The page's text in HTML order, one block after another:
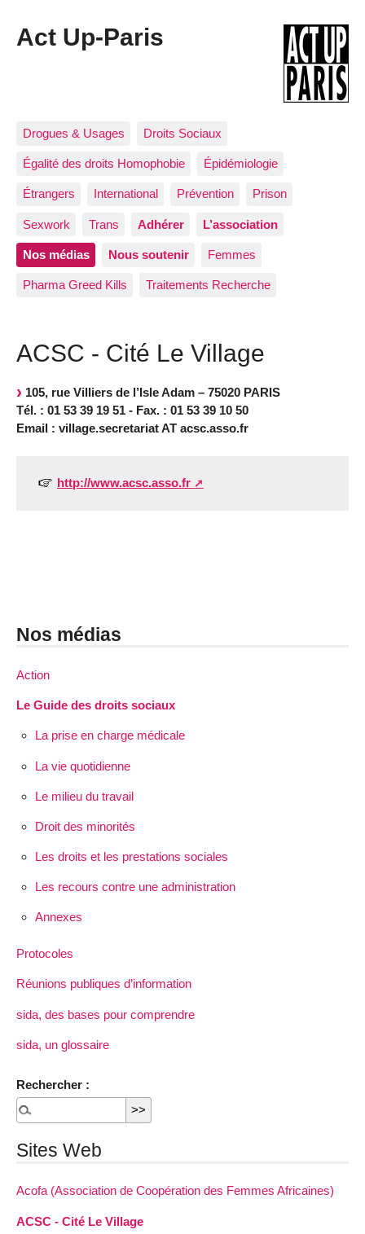
Act Up-Paris
Drogues & Usages Droits Sociaux
Égalité des droits Homophobie Épidémiologie
Étrangers International Prévention Prison
Sexwork Trans Adhérer L’association
Nos médias Nous soutenir Femmes
Pharma Greed Kills Traitements Recherche
ACSC - Cité Le Village
105, rue Villiers de l’Isle Adam – 75020 PARIS
Tél. : 01 53 39 19 51 - Fax. : 01 53 39 10 50
Email : village.secretariat AT acsc.asso.fr
http://www.acsc.asso.fr
Nos médias
Action
Le Guide des droits sociaux
La prise en charge médicale
La vie quotidienne
Le milieu du travail
Droit des minorités
Les droits et les prestations sociales
Les recours contre une administration
Annexes
Protocoles
Réunions publiques d’information
sida, des bases pour comprendre
sida, un glossaire
Rechercher :
Sites Web
Acofa (Association de Coopération des Femmes Africaines)
ACSC - Cité Le Village